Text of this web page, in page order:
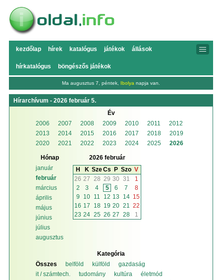
kezdőlap hírek katalógus játékok állások
hírkatalógus böngészős játékok
Ma augusztus 7, péntek, Ibolya napja van.
Hírarchívum - 2026 február 5.
Év
2006
2007 2008 2009 2010 2011
2012
2013
2014 2015 2016 2017 2018
2019
2020
2021 2022 2023 2024 2025 2026
Hónap
január
február
március
április
május
június
július
augusztus
2026 február
H
K SzeCs P Szo V
26 27 28 29 30 31
1
2
3 4 5 6 7
8
9
10 11 12 13 14 15
16 17 18 19 20 21
22
23 24 25 26 27 28 1
Kategória
Összes
belföld külföld
gazdaság
it / számtech.
tudomány kultúra
életmód